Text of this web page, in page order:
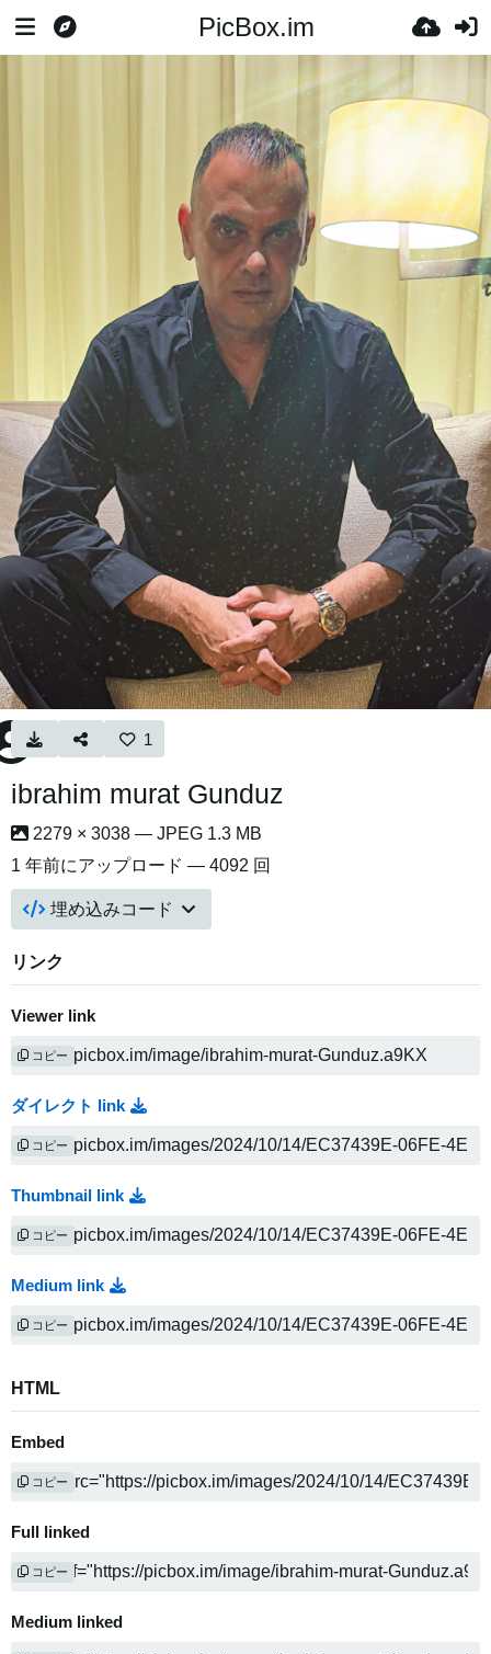
PicBox.im
1
ibrahim murat Gunduz
2279 × 3038 — JPEG 1.3 MB
1 年前にアップロード — 4092 回
埋め込みコード
リンク
Viewer link
コピー
ダイレクト link
コピー
Thumbnail link
コピー
Medium link
コピー
HTML
Embed
コピー
Full linked
コピー
Medium linked